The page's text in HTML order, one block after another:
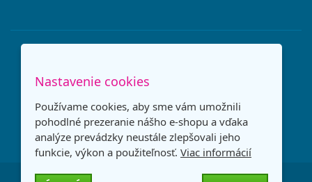
Nastavenie cookies
Používame cookies, aby sme vám umožnili
pohodlné prezeranie nášho e-shopu a vďaka
analýze prevádzky neustále zlepšovali jeho
funkcie, výkon a použiteľnosť. Viac informácií